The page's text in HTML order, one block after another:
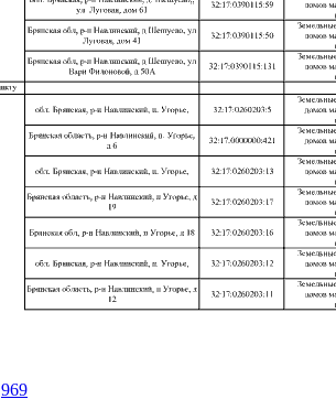
969